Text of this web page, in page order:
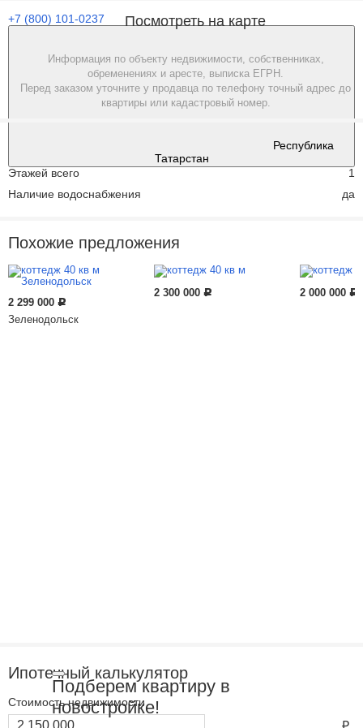
+7 (800) 101-0237
Республика
Татарстан
Посмотреть на карте
Информация по объекту недвижимости, собственниках,
обременениях и аресте, выписка ЕГРН.
Перед заказом уточните у продавца по телефону точный адрес до
квартиры или кадастровый номер.
Этажей всего
1
Наличие водоснабжения
да
Похожие предложения
2 299 000 Р
Зеленодольск
2 300 000 Р 2 000 000 Р
Ипотечный калькулятор
Стоимость недвижимости
Подберем квартиру в
новостройке!